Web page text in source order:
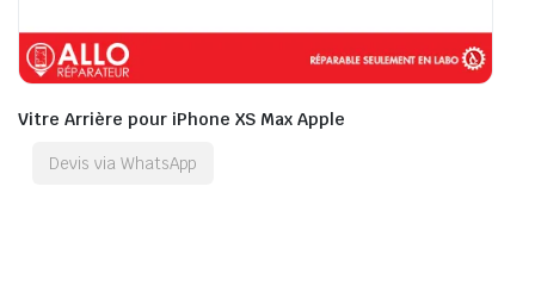
Vitre Arrière pour iPhone XS Max Apple
Devis via WhatsApp